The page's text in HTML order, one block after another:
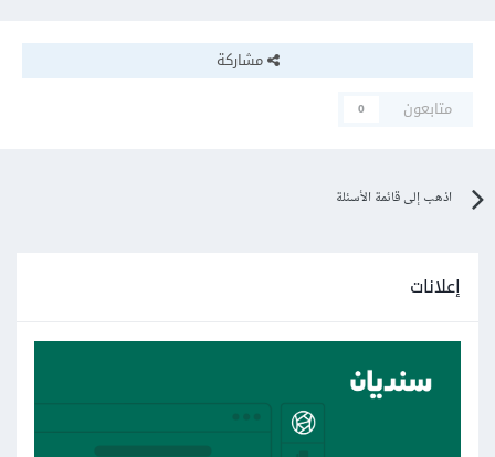
مشاركة
متابعون
0
اذهب إلى قائمة الأسئلة
إعلانات